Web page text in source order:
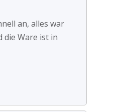
an, alles war
Ware ist in